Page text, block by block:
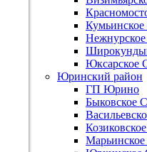
Юксарское
Юринский район
ГП Юрино
Быковское